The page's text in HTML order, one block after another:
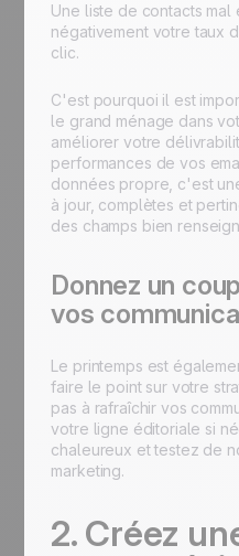
Une liste de contacts mal
négativement votre taux
clic.
C'est pourquoi il est
le grand ménage dans
améliorer votre
performances de vos
données propre, c'est
à jour, complètes et
des champs bien
Donnez un
vos
Le printemps est
faire le point sur votre
pas à rafraîchir vos
votre ligne éditoriale si
chaleureux et testez de
marketing.
2. Créez